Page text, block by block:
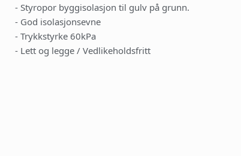
- Styropor byggisolasjon til gulv på grunn.
- God isolasjonsevne
- Trykkstyrke 60kPa
- Lett og legge / Vedlikeholdsfritt